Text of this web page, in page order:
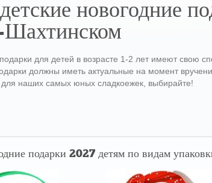
новогодние
для детей в возрасте 1-2 лет имеют свою
должны иметь актуальные на момент
для наших самых юных сладкоежек, выбирайте!
подарки 2027 детям по видам